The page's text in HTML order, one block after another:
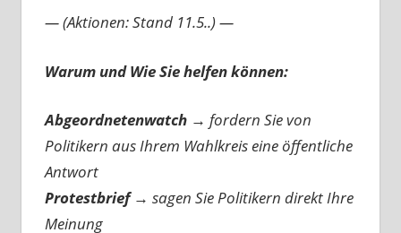
— (Aktionen: Stand 11.5..) —
Warum und Wie Sie helfen können:
Abgeordnetenwatch → fordern Sie von
Politikern aus Ihrem Wahlkreis eine öffentliche
Antwort
Protestbrief → sagen Sie Politikern direkt Ihre
Meinung